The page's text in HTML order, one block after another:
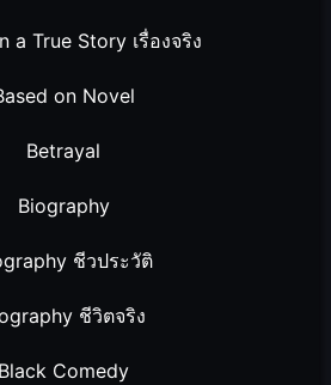
a True Story เรื่องจริง
on Novel
Betrayal
Biography
ชีวประวัติ
ชีวิตจริง
Black Comedy